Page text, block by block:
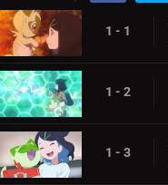
1 - 1
1 - 2
1 - 3